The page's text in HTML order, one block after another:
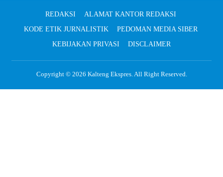
REDAKSI
ALAMAT KANTOR REDAKSI
KODE ETIK JURNALISTIK
PEDOMAN MEDIA SIBER
KEBIJAKAN PRIVASI
DISCLAIMER
Copyright © 2026 Kalteng Ekspres. All Right Reserved.